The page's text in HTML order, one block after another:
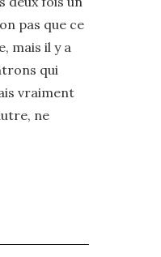
pas que ce
mais il y a
qui
vraiment
ne